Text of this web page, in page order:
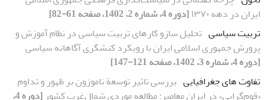
ایران در دهه ۱۳۷۰
[دوره 4، شماره 2، 1402، صفحه 61-82]
تربیت سیاسی تحلیل سازو کارهای تربیت سیاسی در نظام آموزش و
پرورش جمهوری اسلامی ایران با رویکرد کنشگری آگاهانه سیاسی
[دوره 4، شماره 3، 1402، صفحه 121-147]
تفاوت های جغرافیایی بررسی تاثیر توسعة ناموزون بر ظهور و تداوم
«قوم‌گرایی» در ایران معاصر: مطالعه موردی شمال‌غرب کشور
[دوره 4،